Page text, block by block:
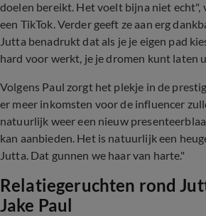
doelen bereikt. Het voelt bijna niet echt",
een TikTok. Verder geeft ze aan erg
Jutta benadrukt dat als je je eigen pad
hard voor werkt, je je dromen kunt laten
Volgens Paul zorgt het plekje in de
er meer inkomsten voor de influencer
natuurlijk weer een nieuw
kan aanbieden. Het is natuurlijk een
Jutta. Dat gunnen we haar van harte."
Relatiegeruchten rond
Jake Paul